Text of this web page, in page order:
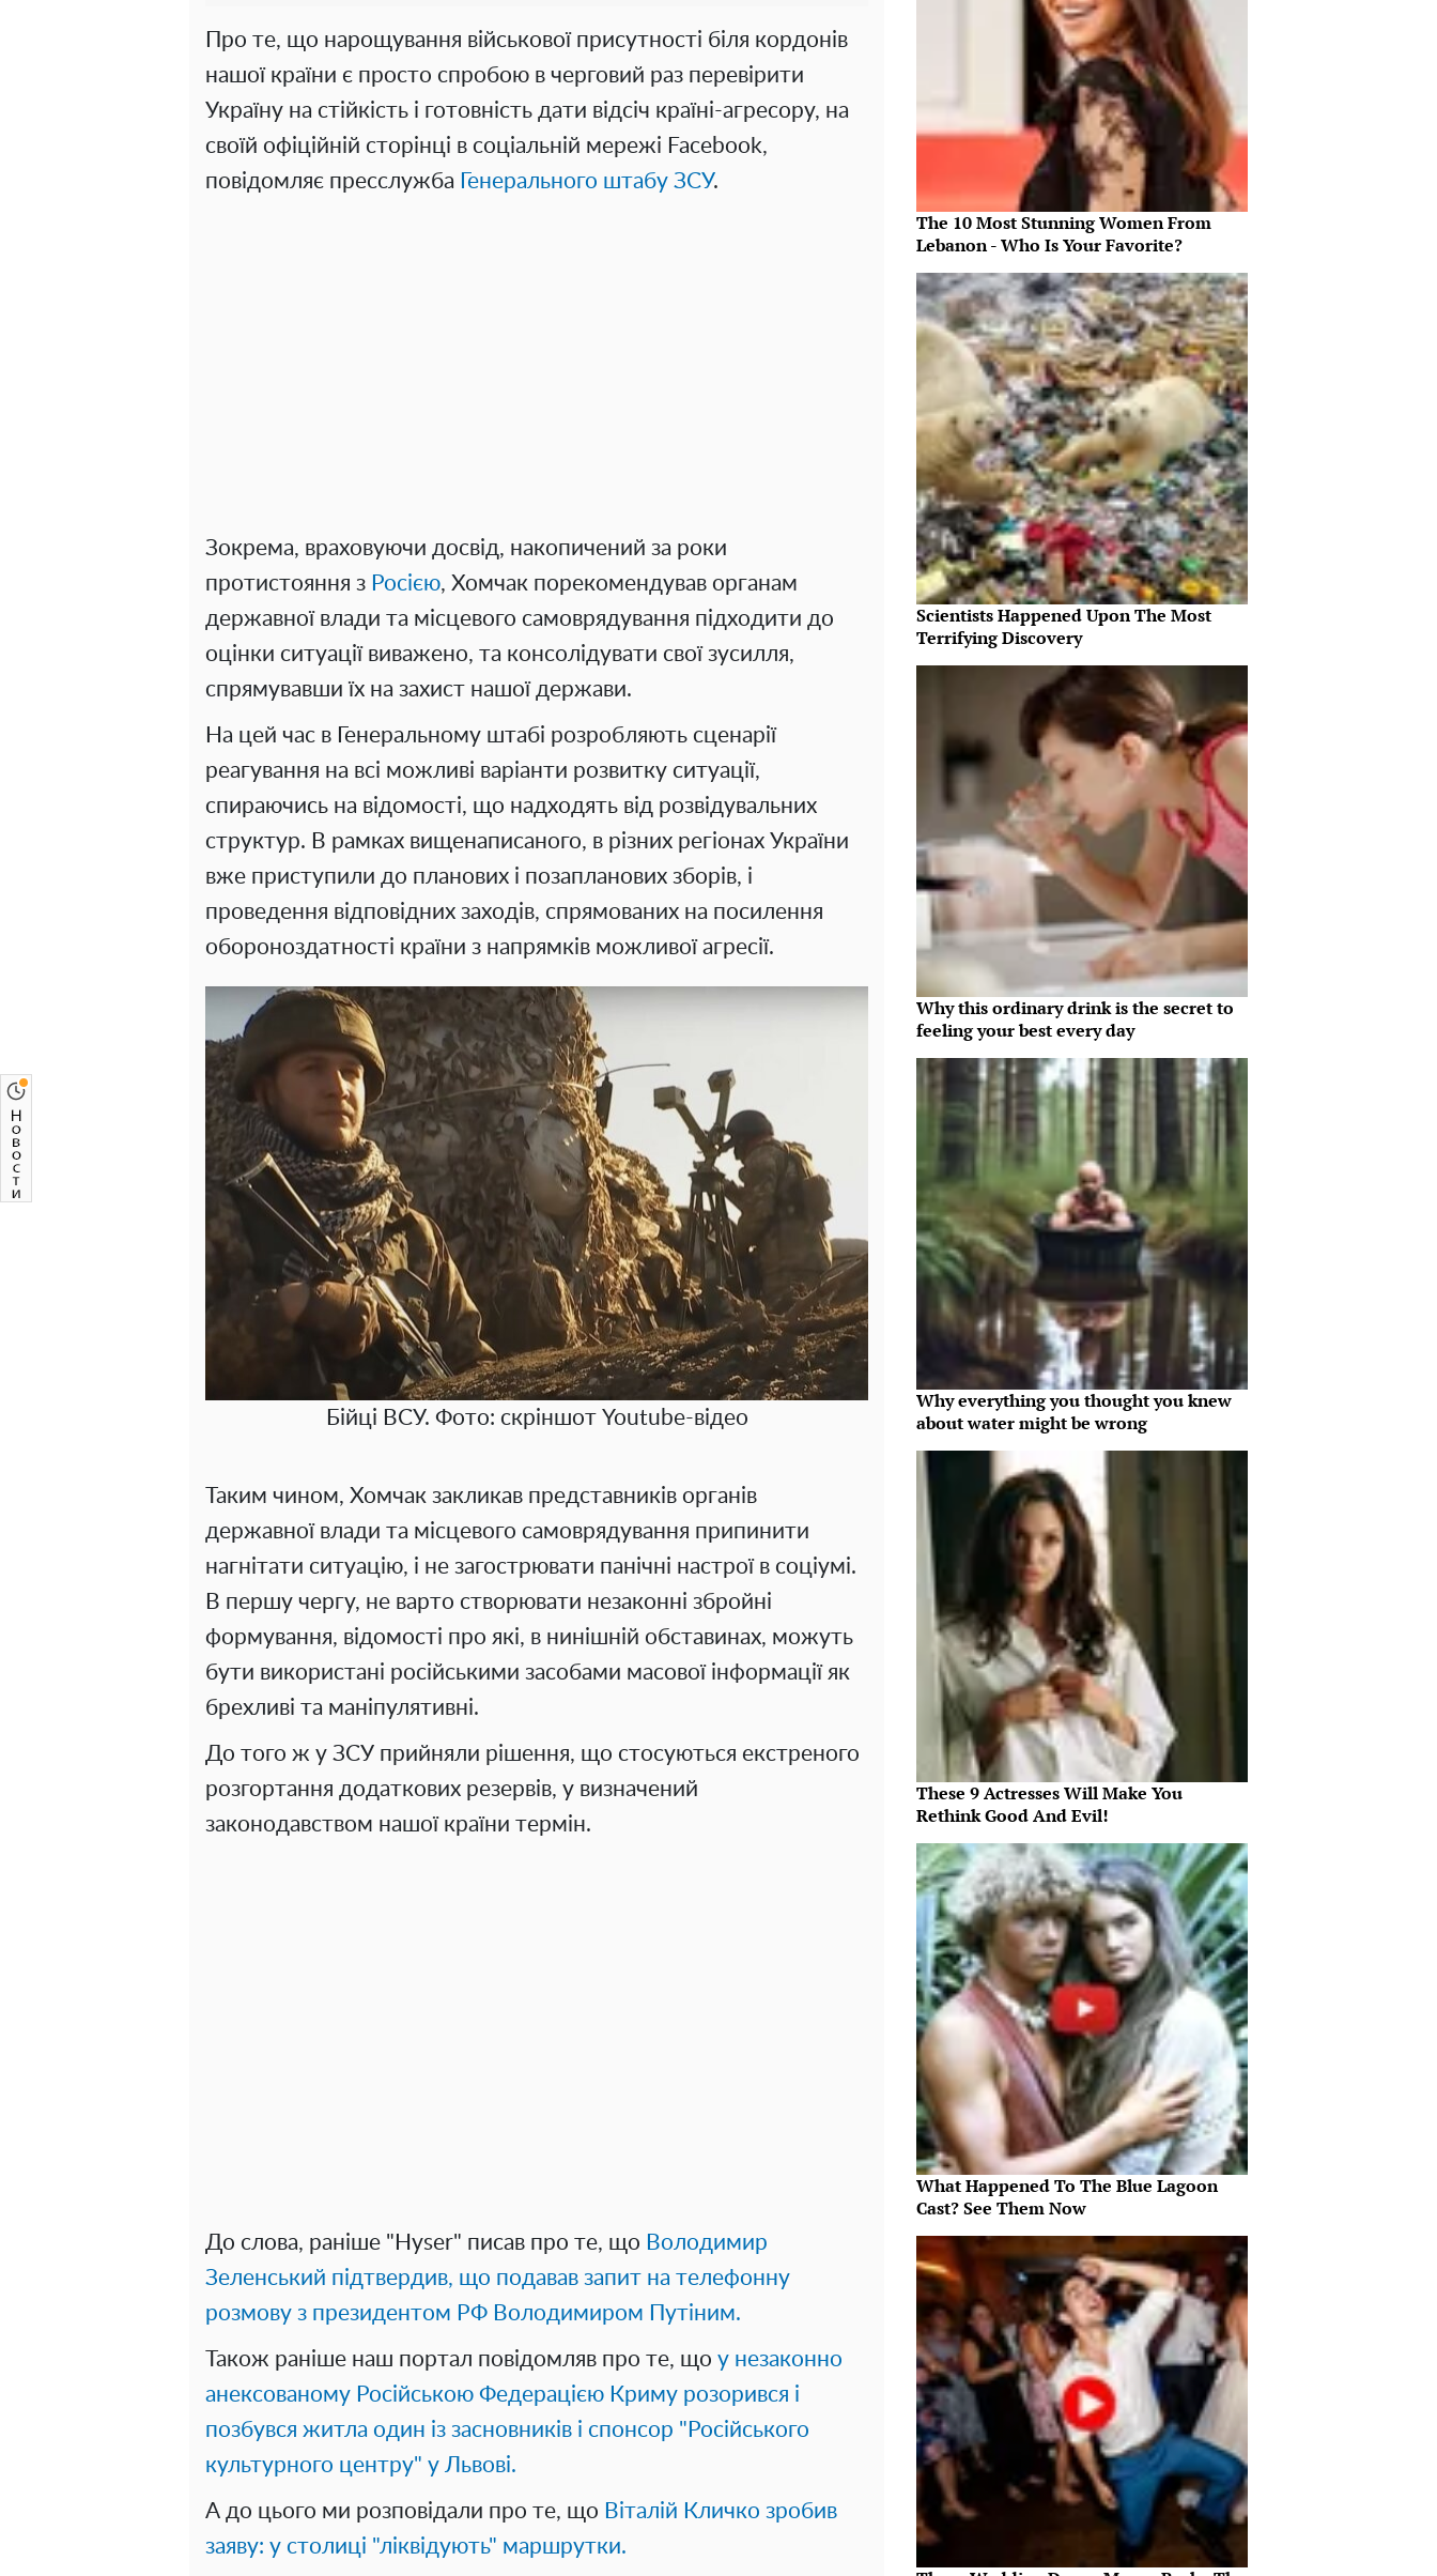
Про те, що нарощування військової присутності біля кордонів
нашої країни є просто спробою в черговий раз перевірити
Україну на стійкість і готовність дати відсіч країні-агресору, на
своїй офіційній сторінці в соціальній мережі Facebook,
повідомляє пресслужба Генерального штабу ЗСУ.
Зокрема, враховуючи досвід, накопичений за роки
протистояння з Росією, Хомчак порекомендував органам
державної влади та місцевого самоврядування підходити до
оцінки ситуації виважено, та консолідувати свої зусилля,
спрямувавши їх на захист нашої держави.
На цей час в Генеральному штабі розробляють сценарії
реагування на всі можливі варіанти розвитку ситуації,
спираючись на відомості, що надходять від розвідувальних
структур. В рамках вищенаписаного, в різних регіонах України
вже приступили до планових і позапланових зборів, і
проведення відповідних заходів, спрямованих на посилення
обороноздатності країни з напрямків можливої агресії.
Бійці ВСУ. Фото: скріншот Youtube-відео
Таким чином, Хомчак закликав представників органів
державної влади та місцевого самоврядування припинити
нагнітати ситуацію, і не загострювати панічні настрої в соціумі.
В першу чергу, не варто створювати незаконні збройні
формування, відомості про які, в нинішній обставинах, можуть
бути використані російськими засобами масової інформації як
брехливі та маніпулятивні.
До того ж у ЗСУ прийняли рішення, що стосуються екстреного
розгортання додаткових резервів, у визначений
законодавством нашої країни термін.
До слова, раніше "Hyser" писав про те, що Володимир
Зеленський підтвердив, що подавав запит на телефонну
розмову з президентом РФ Володимиром Путіним.
Також раніше наш портал повідомляв про те, що у незаконно
анексованому Російською Федерацією Криму розорився і
позбувся житла один із засновників і спонсор "Російського
культурного центру" у Львові.
А до цього ми розповідали про те, що Віталій Кличко зробив
заяву: у столиці "ліквідують" маршрутки.
The 10 Most Stunning Women From
Lebanon - Who Is Your Favorite?
Scientists Happened Upon The Most
Terrifying Discovery
Why this ordinary drink is the secret to
feeling your best every day
Why everything you thought you knew
about water might be wrong
These 9 Actresses Will Make You
Rethink Good And Evil!
What Happened To The Blue Lagoon
Cast? See Them Now